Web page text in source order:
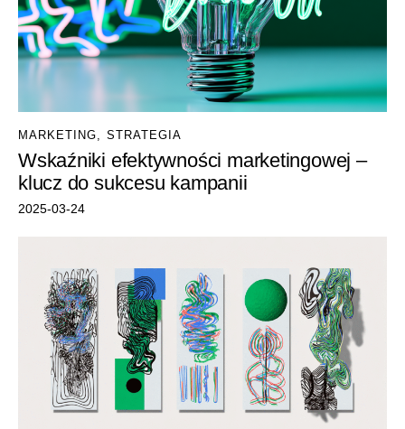
MARKETING STRATEGIA
Wskaźniki efektywności marketingowej –
klucz do sukcesu kampanii
2025-03-24